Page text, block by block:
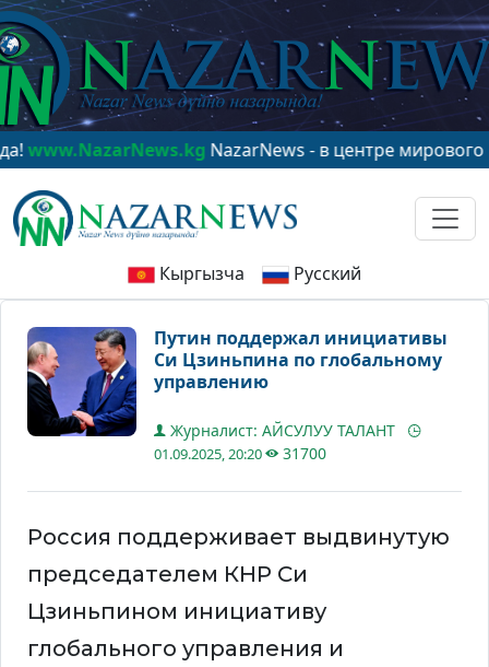
NazarNews - в центре мирового
Кыргызча Русский
Путин поддержал инициативы
Си Цзиньпина по глобальному
управлению
Журналист: АЙСУЛУУ ТАЛАНТ
01.09.2025, 20:20 31700
Россия поддерживает выдвинутую
председателем КНР Си
Цзиньпином инициативу
глобального управления и